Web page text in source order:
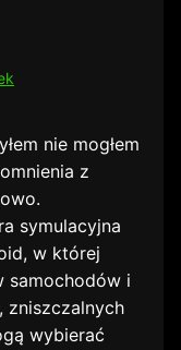
nie mogłem
z
symulacyjna
w której
samochodów i
zniszczalnych
wybierać